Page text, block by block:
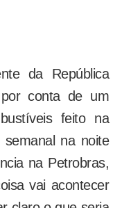
da República
conta de um
feito na
na noite
na Petrobras,
vai acontecer